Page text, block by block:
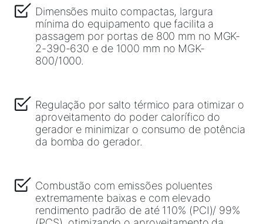
Dimensões muito compactas, largura
mínima do equipamento que facilita a
passagem por portas de 800 mm no MGK-
2-390-630 e de 1000 mm no MGK-
800/1000.
Regulação por salto térmico para otimizar o
aproveitamento do poder calorífico do
gerador e minimizar o consumo de potência
da bomba do gerador.
Combustão com emissões poluentes
extremamente baixas e com elevado
rendimento padrão de até 110% (PCI)/ 99%
Downloads
Service App